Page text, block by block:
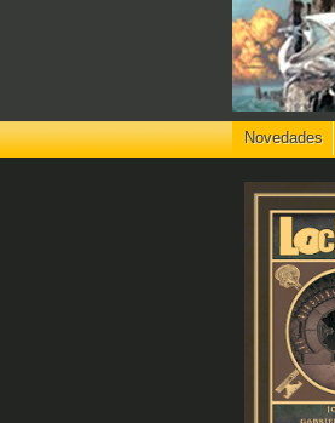
Novedades